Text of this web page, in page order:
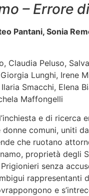
– Errore
Pantani, Sonia
Claudia Peluso,
Lunghi, Irene
Smacchi, Elena
Maffongelli
e di ricerca
comuni, uniti
che ruotano
proprietà degli
Prigionieri senza
rappresentanti
e